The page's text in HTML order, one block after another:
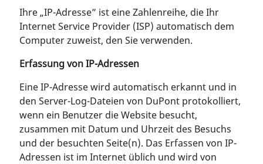
Ihre „IP-Adresse” ist eine Zahlenreihe, die Ihr
Internet Service Provider (ISP) automatisch dem
Computer zuweist, den Sie verwenden.
Erfassung von IP-Adressen
Eine IP-Adresse wird automatisch erkannt und in
den Server-Log-Dateien von DuPont protokolliert,
wenn ein Benutzer die Website besucht,
zusammen mit Datum und Uhrzeit des Besuchs
und der besuchten Seite(n). Das Erfassen von IP-
Adressen ist im Internet üblich und wird von